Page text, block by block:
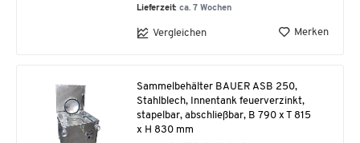
Lieferzeit:ca. 7 Wochen
Vergleichen Merken
Sammelbehälter BAUER ASB 250,
Stahlblech, Innentank feuerverzinkt,
stapelbar, abschließbar, B 790 x T 815
x H 830 mm